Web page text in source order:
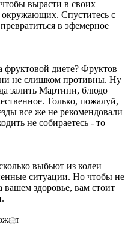
вырасти в своих
окружающих. Спуститесь с
в эфемерное
фруктовой диете? Фруктов
не слишком противны. Ну
залить Мартини, блюдо
Только, пожалуй,
все же не рекомендовали
не собираетесь - то
выбьют из колеи
ситуации. Но чтобы не
вашем здоровье, вам стоит
i